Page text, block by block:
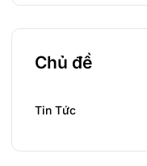
Chủ đề
Tin Tức